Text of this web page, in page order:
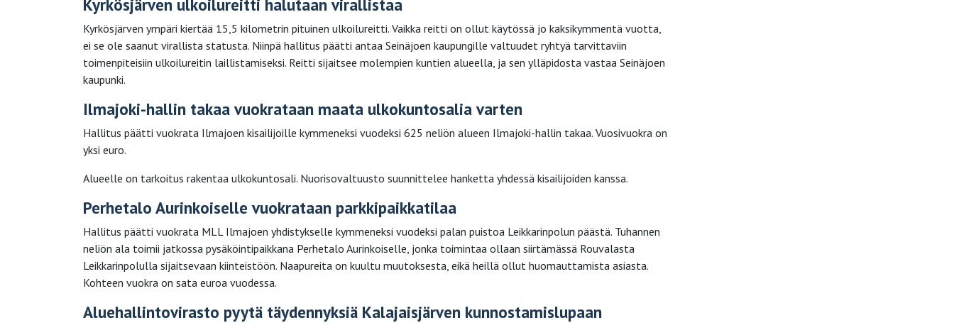
Kyrkösjärven ulkoilureitti halutaan virallistaa
Kyrkösjärven ympäri kiertää 15,5 kilometrin pituinen ulkoilureitti. Vaikka reitti on ollut käytössä jo kaksikymmentä vuotta,
ei se ole saanut virallista statusta. Niinpä hallitus päätti antaa Seinäjoen kaupungille valtuudet ryhtyä tarvittaviin
toimenpiteisiin ulkoilureitin laillistamiseksi. Reitti sijaitsee molempien kuntien alueella, ja sen ylläpidosta vastaa Seinäjoen
kaupunki.
Ilmajoki-hallin takaa vuokrataan maata ulkokuntosalia varten
Hallitus päätti vuokrata Ilmajoen kisailijoille kymmeneksi vuodeksi 625 neliön alueen Ilmajoki-hallin takaa. Vuosivuokra on
yksi euro.
Alueelle on tarkoitus rakentaa ulkokuntosali. Nuorisovaltuusto suunnittelee hanketta yhdessä kisailijoiden kanssa.
Perhetalo Aurinkoiselle vuokrataan parkkipaikkatilaa
Hallitus päätti vuokrata MLL Ilmajoen yhdistykselle kymmeneksi vuodeksi palan puistoa Leikkarinpolun päästä. Tuhannen
neliön ala toimii jatkossa pysäköintipaikkana Perhetalo Aurinkoiselle, jonka toimintaa ollaan siirtämässä Rouvalasta
Leikkarinpolulla sijaitsevaan kiinteistöön. Naapureita on kuultu muutoksesta, eikä heillä ollut huomauttamista asiasta.
Kohteen vuokra on sata euroa vuodessa.
Aluehallintovirasto pyytä täydennyksiä Kalajaisjärven kunnostamislupaan